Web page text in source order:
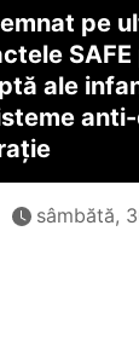
pe
ale
sâmbătă,